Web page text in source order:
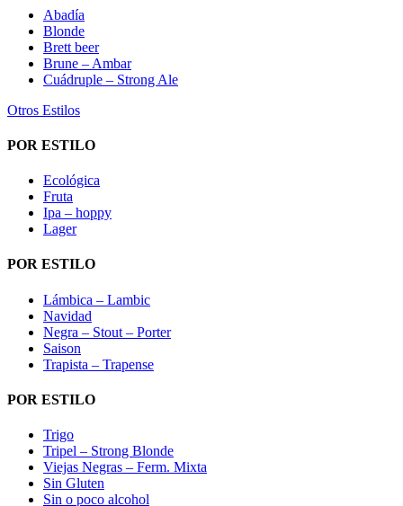
Abadía
Blonde
Brett beer
Brune – Ambar
Cuádruple – Strong Ale
Otros Estilos
POR ESTILO
Ecológica
Fruta
Ipa – hoppy
Lager
POR ESTILO
Lámbica – Lambic
Navidad
Negra – Stout – Porter
Saison
Trapista – Trapense
POR ESTILO
Trigo
Tripel – Strong Blonde
Viejas Negras – Ferm. Mixta
Sin Gluten
Sin o poco alcohol